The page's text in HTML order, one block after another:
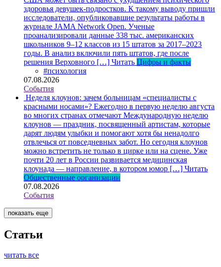
здоровья девушек-подростков. К такому выводу пришли
исследователи, опубликовавшие результаты работы в
журнале JAMA Network Open. Ученые
проанализировали данные 338 тыс. американских
школьников 9–12 классов из 15 штатов за 2017–2023
годы. В анализ включили пять штатов, где после
решения Верховного […] Читать Цифры и факты
#психология
07.08.2026
События
Неделя клоунов: зачем больницам «специалисты с
красными носами»? Ежегодно в первую неделю августа
во многих странах отмечают Международную неделю
клоунов — праздник, посвященный артистам, которые
дарят людям улыбки и помогают хотя бы ненадолго
отвлечься от повседневных забот. Но сегодня клоунов
можно встретить не только в цирке или на сцене. Уже
почти 20 лет в России развивается медицинская
клоунада — направление, в котором юмор […] Читать
Общественные организации
07.08.2026
События
показать еще
Статьи
читать все